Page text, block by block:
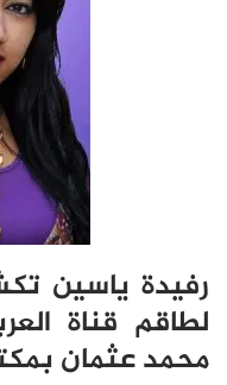
رفيدة ياسين
لطاقم قناة
محمد عثمان